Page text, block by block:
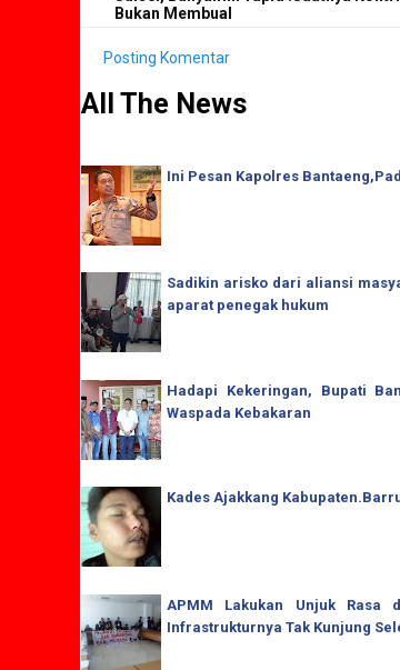
Bukan Membual
Posting Komentar
All The News
Ini Pesan Kapolres
Sadikin arisko dari aliansi
aparat penegak hukum
Hadapi Kekeringan, Bupati
Waspada Kebakaran
Kades Ajakkang
APMM Lakukan Unjuk Rasa
Infrastrukturnya Tak Kunjung